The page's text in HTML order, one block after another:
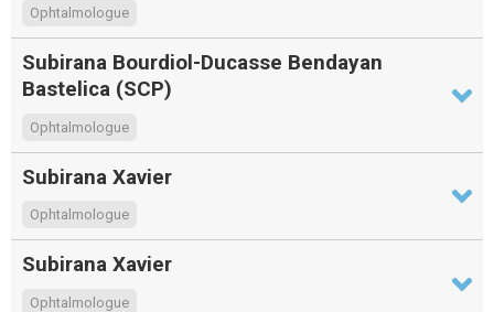
Ophtalmologue
Subirana Bourdiol-Ducasse Bendayan
Bastelica (SCP)
Ophtalmologue
Subirana Xavier
Ophtalmologue
Subirana Xavier
Ophtalmologue